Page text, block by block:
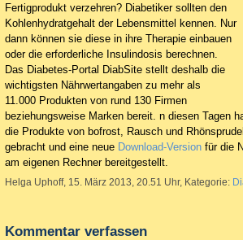
Fertigprodukt verzehren? Diabetiker sollten den
Kohlenhydratgehalt der Lebensmittel kennen. Nur
dann können sie diese in ihre Therapie einbauen
oder die erforderliche Insulindosis berechnen.
Das Diabetes-Portal DiabSite stellt deshalb die
wichtigsten Nährwertangaben zu mehr als
11.000 Produkten von rund 130 Firmen
beziehungsweise Marken bereit. n diesen Tagen
die Produkte von bofrost, Rausch und
gebracht und eine neue Download-Version für die
am eigenen Rechner bereitgestellt.
Helga Uphoff, 15. März 2013, 20.51 Uhr, Kategorie:
Kommentar verfassen